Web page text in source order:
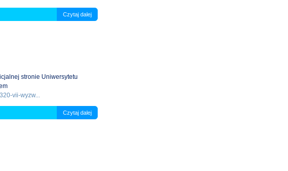
Czytaj dalej
stronie Uniwersytetu
vii-wyzw...
Czytaj dalej